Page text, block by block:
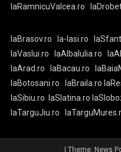
laRamnicuValcea.ro
laBrasov.ro la-Iasi.ro
laVaslui.ro
laAlbaIulia.ro
laArad.ro
laBacau.ro
laBotosani.ro
laBraila.ro
laSibiu.ro
laSlatina.ro
laTarguJiu.ro
Theme: News